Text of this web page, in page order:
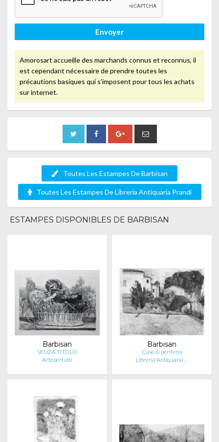
Envoyer
Amorosart accueille des marchands connus et reconnus, il
est cependant nécessaire de prendre toutes les
précautions basiques qui s’imposent pour tous les achats
sur internet.
Toutes Les Estampes De Barbisan
Toutes Les Estampes De Libreria Antiquaria Prandi
ESTAMPES DISPONIBLES DE BARBISAN
Barbisan
SENZA TITOLO
Artepertutti
Barbisan
Case di periferia
Libreria Antiquaria …